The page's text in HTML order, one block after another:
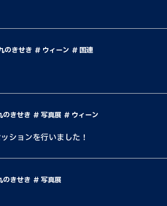
のきせき ウィーン 国連
のきせき 写真展 ウィーン
ションを行いました！
のきせき 写真展